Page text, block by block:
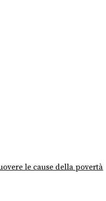
le cause della povertà